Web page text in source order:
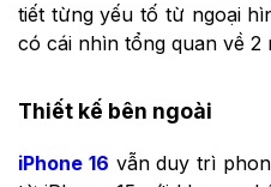
tiết từng yếu tố từ ngoại
có cái nhìn tổng quan về 2
Thiết kế bên ngoài
iPhone 16 vẫn duy trì